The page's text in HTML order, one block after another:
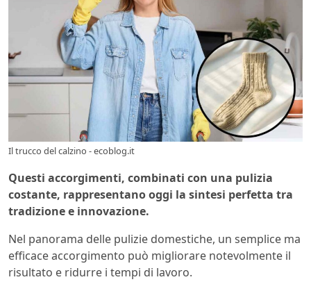
Il trucco del calzino - ecoblog.it
Questi accorgimenti, combinati con una pulizia
costante, rappresentano oggi la sintesi perfetta tra
tradizione e innovazione.
Nel panorama delle pulizie domestiche, un semplice ma
efficace accorgimento può migliorare notevolmente il
risultato e ridurre i tempi di lavoro.